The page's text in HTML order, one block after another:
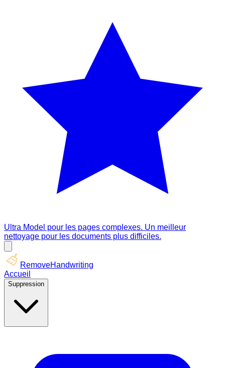
Ultra Model pour les pages complexes. Un meilleur
nettoyage pour les documents plus difficiles.
RemoveHandwriting
Accueil
Suppression